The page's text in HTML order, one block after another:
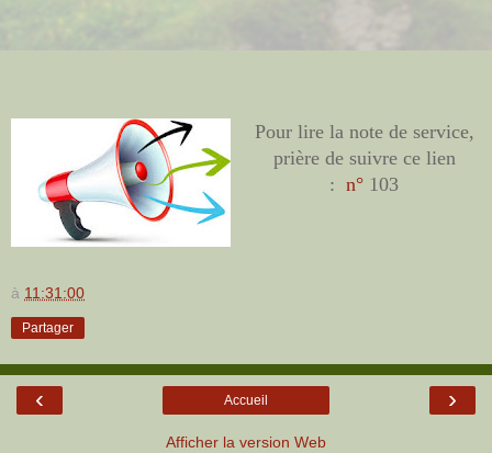
Pour lire la note de service,
prière de suivre ce lien
: n° 103
à 11:31:00
Partager
‹ ›
Accueil
Afficher la version Web